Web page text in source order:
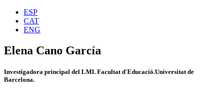
ESP
CAT
ENG
Elena Cano García
Investigadora principal del LMI. Facultat d'Educació.Universitat de
Barcelona.